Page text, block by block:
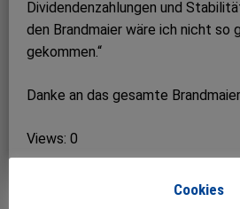
Dividendenzahlungen und
den Brandmaier wäre ich nicht so
gekommen.“
Danke an das gesamte
Views: 0
Cookies